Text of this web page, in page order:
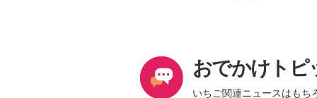
おでかけトピ
いちご関連ニュースはもち